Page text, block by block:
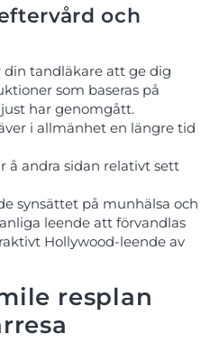
och
tandläkare att ge dig
som baseras på
har genomgått.
i allmänhet en längre tid
å andra sidan relativt sett
synsättet på munhälsa och
leende att förvandlas
Hollywood-leende av
resplan